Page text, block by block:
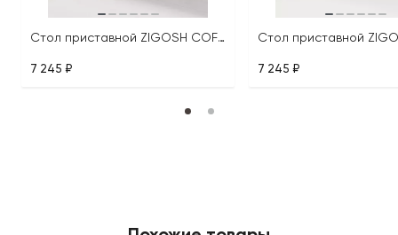
Стол приставной ZIGOSH COFFEE TABLE
7 245 ₽ 7 245 ₽